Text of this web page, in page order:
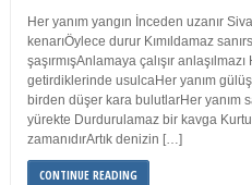
Her yanım yangın İnceden uzanır
kenarıÖylece durur Kımıldamaz
şaşırmışAnlamaya çalışır
getirdiklerinde usulcaHer yanım
birden düşer kara bulutlarHer yanım
yürekte Durdurulamaz bir kavga
zamanıdırArtık denizin […]
CONTINUE READING